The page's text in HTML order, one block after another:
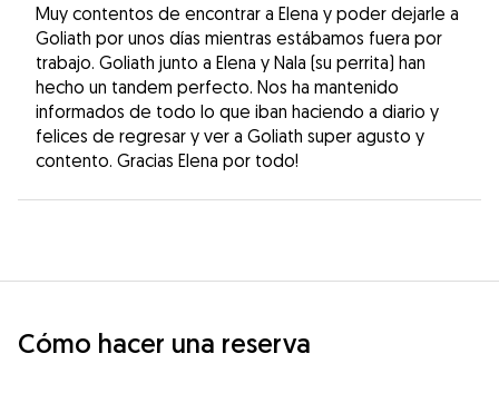
Muy contentos de encontrar a Elena y poder dejarle a
Goliath por unos días mientras estábamos fuera por
trabajo. Goliath junto a Elena y Nala (su perrita) han
hecho un tandem perfecto. Nos ha mantenido
informados de todo lo que iban haciendo a diario y
felices de regresar y ver a Goliath super agusto y
contento. Gracias Elena por todo!
Cómo hacer una reserva